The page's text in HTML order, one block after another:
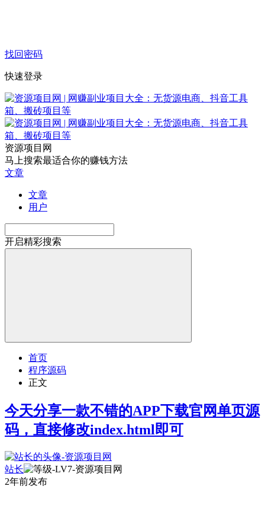
找回密码
快速登录
资源项目网
马上搜索最适合你的赚钱方法
文章
文章
用户
开启精彩搜索
首页
程序源码
正文
今天分享一款不错的APP下载官网单页源
码，直接修改index.html即可
站长
2年前发布